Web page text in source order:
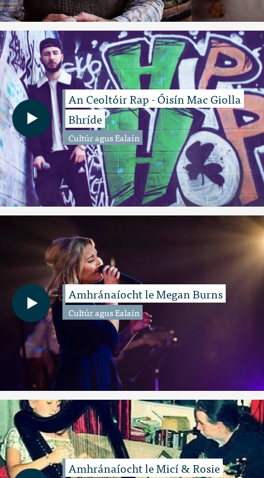
An Ceoltóir Rap - Óisín Mac Giolla
Bhríde
Cultúr agus Ealaín
Amhránaíocht le Megan Burns
Cultúr agus Ealaín
Amhránaíocht le Micí & Rosie